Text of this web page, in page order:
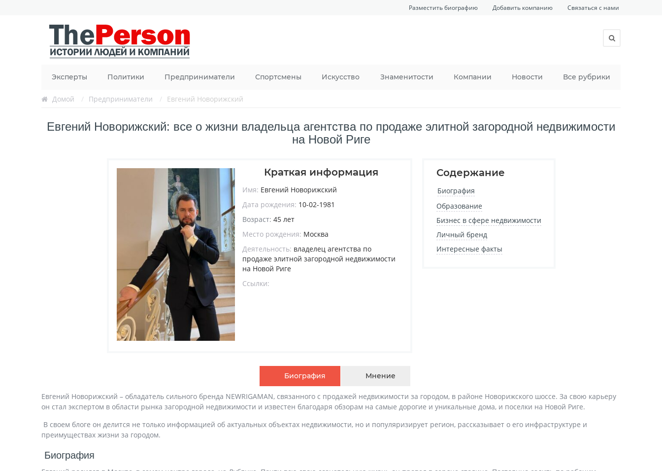
Разместить биографию Добавить компанию Связаться с нами
Эксперты Политики Предприниматели Спортсмены Искусство Знаменитости Компании Новости Все рубрики
Домой / Предприниматели / Евгений Новорижский
Евгений Новорижский: все о жизни владельца агентства по продаже элитной загородной недвижимости
на Новой Риге
Краткая информация
Имя: Евгений Новорижский
Дата рождения: 10-02-1981
Возраст: 45 лет
Место рождения: Москва
Деятельность: владелец агентства по
продаже элитной загородной недвижимости
на Новой Риге
Ссылки:
Содержание
Биография
Образование
Бизнес в сфере недвижимости
Личный бренд
Интересные факты
Биография Мнение
Евгений Новорижский – обладатель сильного бренда NEWRIGAMAN, связанного с продажей недвижимости за городом, в районе Новорижского шоссе. За свою карьеру
он стал экспертом в области рынка загородной недвижимости и известен благодаря обзорам на самые дорогие и уникальные дома, и поселки на Новой Риге.
В своем блоге он делится не только информацией об актуальных объектах недвижимости, но и популяризирует регион, рассказывает о его инфраструктуре и
преимуществах жизни за городом.
Биография